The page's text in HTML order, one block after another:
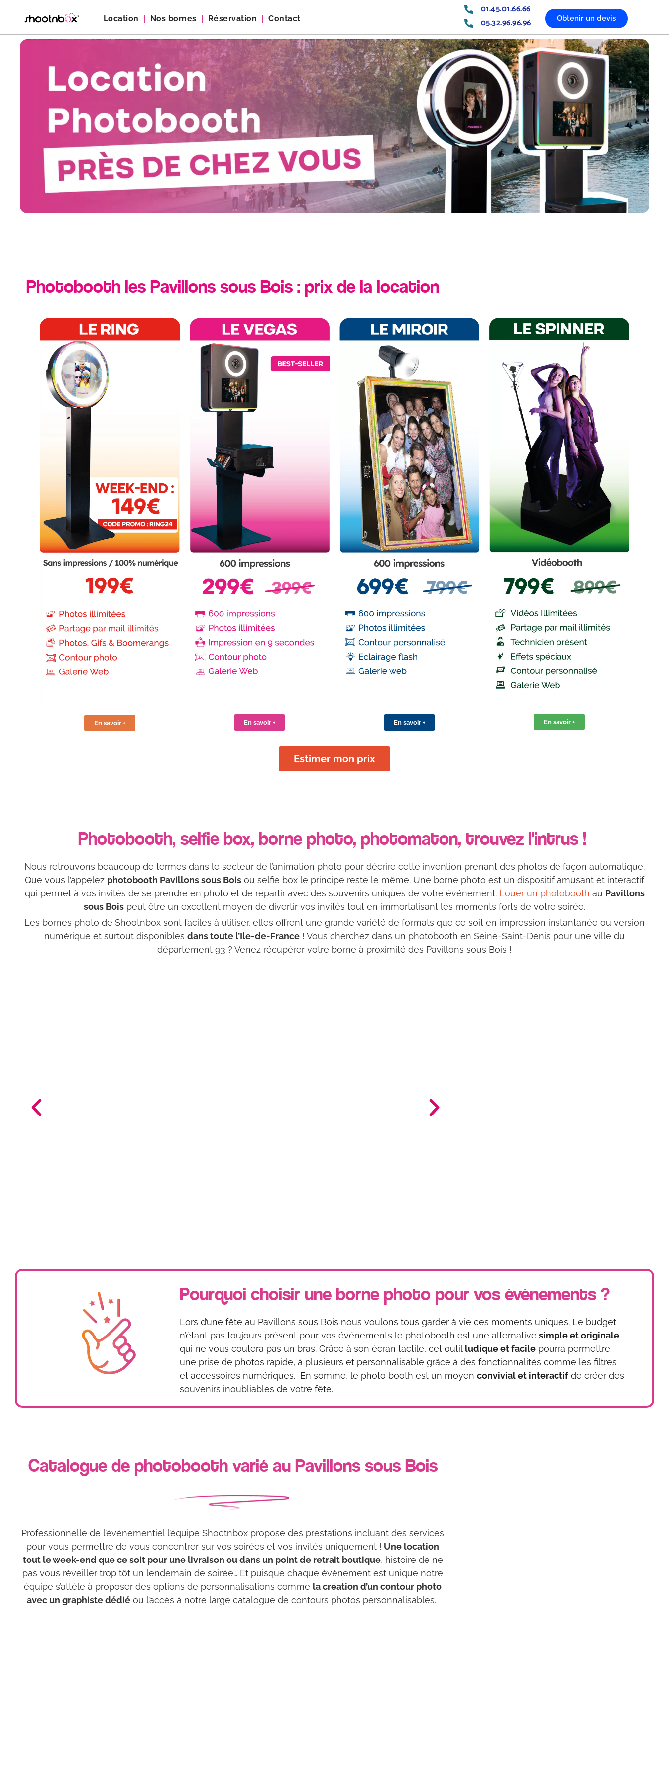
Location Nos bornes Réservation Contact
01.45.01.66.66
05.32.96.96.96
Obtenir un devis
Photobooth les Pavillons sous Bois : prix de la location
En savoir + En savoir + En savoir + En savoir +
Estimer mon prix
Photobooth, selfie box, borne photo, photomaton, trouvez l'intrus !
Nous retrouvons beaucoup de termes dans le secteur de l’animation photo pour décrire cette invention prenant des photos de façon automatique.
Que vous l’appelez photobooth Pavillons sous Bois ou selfie box le principe reste le même. Une borne photo est un dispositif amusant et interactif
qui permet à vos invités de se prendre en photo et de repartir avec des souvenirs uniques de votre événement.Louer un photobooth au Pavillons
sous Bois peut être un excellent moyen de divertir vos invités tout en immortalisant les moments forts de votre soirée.
Les bornes photo de Shootnbox sont faciles à utiliser, elles offrent une grande variété de formats que ce soit en impression instantanée ou version
numérique et surtout disponibles dans toute l’Ile-de-France ! Vous cherchez dans un photobooth en Seine-Saint-Denis pour une ville du
département 93 ? Venez récupérer votre borne à proximité des Pavillons sous Bois !
Pourquoi choisir une borne photo pour vos événements ?
Lors d’une fête au Pavillons sous Bois nous voulons tous garder à vie ces moments uniques. Le budget
n’étant pas toujours présent pour vos événements le photobooth est une alternative simple et originale
qui ne vous coutera pas un bras. Grâce à son écran tactile, cet outil ludique et facilepourra permettre
une prise de photos rapide, à plusieurs et personnalisable grâce à des fonctionnalités comme les filtres
et accessoires numériques. En somme, le photo booth est un moyen convivial et interactifde créer des
souvenirs inoubliables de votre fête.
Catalogue de photobooth varié au Pavillons sous Bois
Professionnelle de l’événementiel l’équipe Shootnbox propose des prestations incluant des services
pour vous permettre de vous concentrer sur vos soirées et vos invités uniquement ! Une location
tout le week-end que ce soit pour une livraison ou dans un point de retrait boutique, histoire de ne
pas vous réveiller trop tôt un lendemain de soirée… Et puisque chaque événement est unique notre
équipe s’attèle à proposer des options de personnalisations comme la création d’un contour photo
avec un graphiste dédié ou l’accès à notre large catalogue de contours photos personnalisables.